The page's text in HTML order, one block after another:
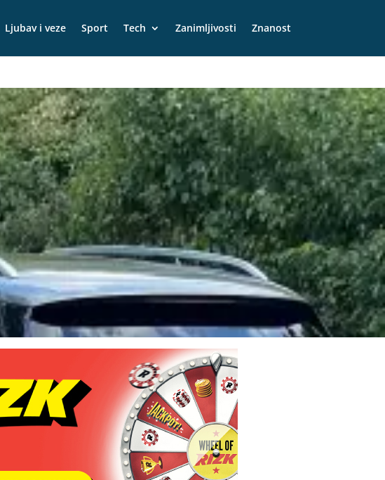
Ljubav i veze Sport Tech Zanimljivosti Znanost